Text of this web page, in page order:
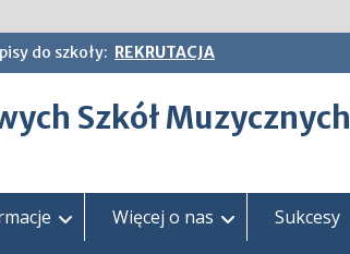
do szkoły: REKRUTACJA
Szkół Muzycznych
Więcej o nas Sukcesy